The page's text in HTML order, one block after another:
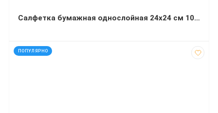
Салфетка бумажная однослойная 24х24 см 1000 листов белая барная
ПОПУЛЯРНО
код: 7141